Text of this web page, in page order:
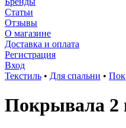
Статьи
Отзывы
О магазине
Доставка и оплата
Регистрация
Вход
Текстиль • Для спальни •
Покрывала 2